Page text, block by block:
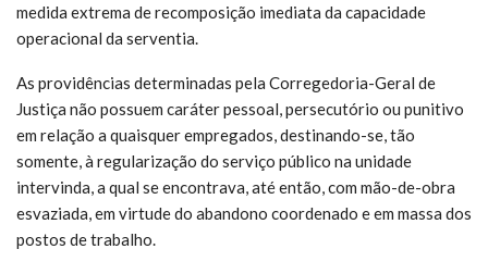
medida extrema de recomposição imediata da capacidade
operacional da serventia.
As providências determinadas pela Corregedoria-Geral de
Justiça não possuem caráter pessoal, persecutório ou punitivo
em relação a quaisquer empregados, destinando-se, tão
somente, à regularização do serviço público na unidade
intervinda, a qual se encontrava, até então, com mão-de-obra
esvaziada, em virtude do abandono coordenado e em massa dos
postos de trabalho.